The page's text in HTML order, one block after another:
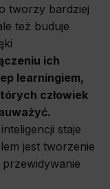
tworzy bardziej
też buduje
ich
learningiem,
człowiek
staje
jest tworzenie